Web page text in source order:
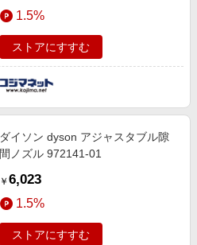
1.5%
ストアにすすむ
ダイソン dyson アジャスタブル隙
間ノズル 972141-01
￥ 6,023
1.5%
ストアにすすむ